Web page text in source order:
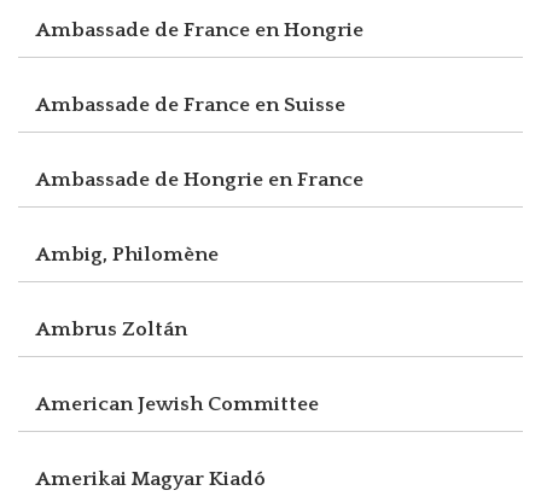
Ambassade de France en Hongrie
Ambassade de France en Suisse
Ambassade de Hongrie en France
Ambig, Philomène
Ambrus Zoltán
American Jewish Committee
Amerikai Magyar Kiadó